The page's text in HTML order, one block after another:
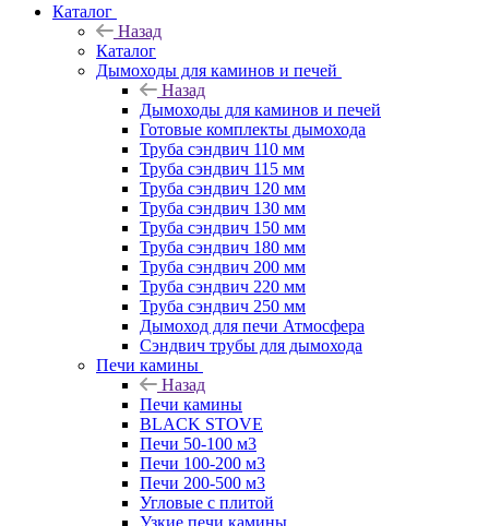
Каталог
Назад
Каталог
Дымоходы для каминов и печей
Назад
Дымоходы для каминов и печей
Готовые комплекты дымохода
Труба сэндвич 110 мм
Труба сэндвич 115 мм
Труба сэндвич 120 мм
Труба сэндвич 130 мм
Труба сэндвич 150 мм
Труба сэндвич 180 мм
Труба сэндвич 200 мм
Труба сэндвич 220 мм
Труба сэндвич 250 мм
Дымоход для печи Атмосфера
Сэндвич трубы для дымохода
Печи камины
Назад
Печи камины
BLACK STOVE
Печи 50-100 м3
Печи 100-200 м3
Печи 200-500 м3
Угловые с плитой
Узкие печи камины